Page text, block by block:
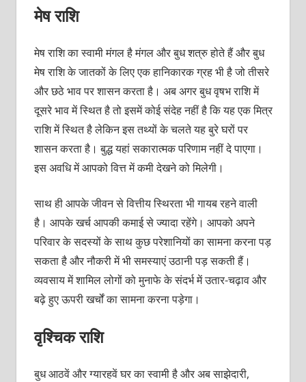
मेष राशि
मेष राशि का स्वामी मंगल है मंगल और बुध शत्रु होते हैं और बुध
मेष राशि के जातकों के लिए एक हानिकारक ग्रह भी है जो तीसरे
और छठे भाव पर शासन करता है। अब अगर बुध वृषभ राशि में
दूसरे भाव में स्थित है तो इसमें कोई संदेह नहीं है कि यह एक मित्र
राशि में स्थित है लेकिन इस तथ्यों के चलते यह बुरे घरों पर
शासन करता है। बुद्ध यहां सकारात्मक परिणाम नहीं दे पाएगा।
इस अवधि में आपको वित्त में कमी देखने को मिलेगी।
साथ ही आपके जीवन से वित्तीय स्थिरता भी गायब रहने वाली
है। आपके खर्च आपकी कमाई से ज्यादा रहेंगे। आपको अपने
परिवार के सदस्यों के साथ कुछ परेशानियों का सामना करना पड़
सकता है और नौकरी में भी समस्याएं उठानी पड़ सकती हैं।
व्यवसाय में शामिल लोगों को मुनाफे के संदर्भ में उतार-चढ़ाव और
बढ़े हुए ऊपरी खर्चों का सामना करना पड़ेगा।
वृश्चिक राशि
बुध आठवें और ग्यारहवें घर का स्वामी है और अब साझेदारी,